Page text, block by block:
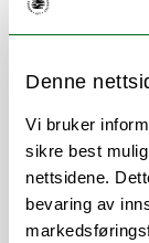
Denne
Vi bruker
sikre best
nettsidene.
bevaring av
Om